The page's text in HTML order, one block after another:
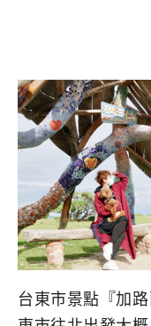
台東市景點『加